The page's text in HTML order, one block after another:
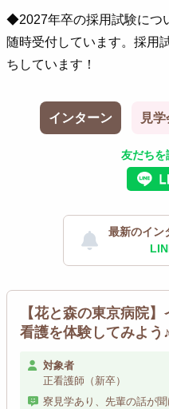
◆2027年卒の採用試験につ
随時受付しています。採用
ちしています！
インターン 見
友だちを
最新のイン
【花と森の東京病院
看護を体験してみよう
対象者
正看護師（新卒）
寮見学あり、先輩の話が